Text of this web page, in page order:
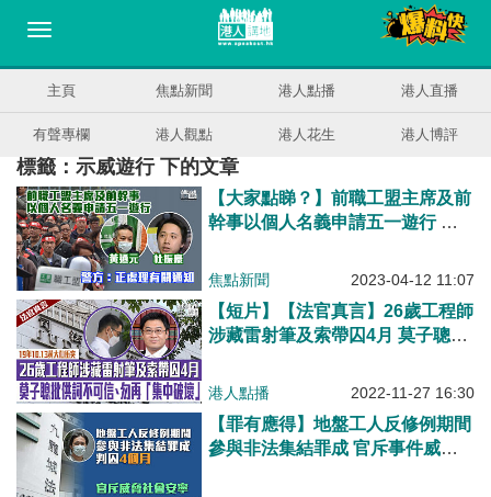
主頁 焦點新聞 港人點播 港人直播
有聲專欄 港人觀點 港人花生 港人博評
標籤：示威遊行 下的文章
【大家點睇？】前職工盟主席及前
幹事以個人名義申請五一遊行 警
焦點新聞 2023-04-12 11:07
【短片】【法官真言】26歲工程師
涉藏雷射筆及索帶囚4月 莫子聰批
港人點播 2022-11-27 16:30
【罪有應得】地盤工人反修例期間
參與非法集結罪成 官斥事件威脅